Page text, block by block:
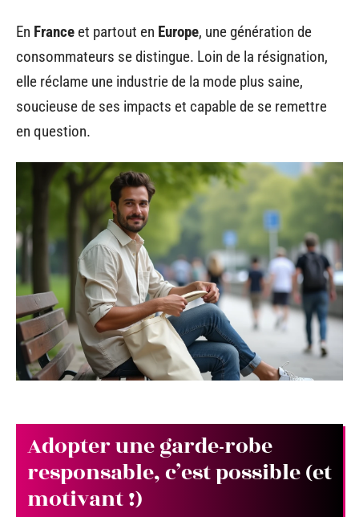
En France et partout en Europe, une génération de
consommateurs se distingue. Loin de la résignation,
elle réclame une industrie de la mode plus saine,
soucieuse de ses impacts et capable de se remettre
en question.
Adopter une garde-robe
responsable, c’est possible (et
motivant !)